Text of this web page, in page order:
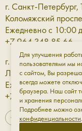
г. Санкт-Петербург,
Коломяжский
Ежедневно с 10:00
+7 964 348 85 66
г. Санкт-
Лиговский
Ежедневно с 10:00
+7 961 811-18-98
Для улучшения
пользователями мы
с сайтом, Вы
всегда можете
браузера. Наш сайт
и хранения
Подробнее можно
конфиденциальности.